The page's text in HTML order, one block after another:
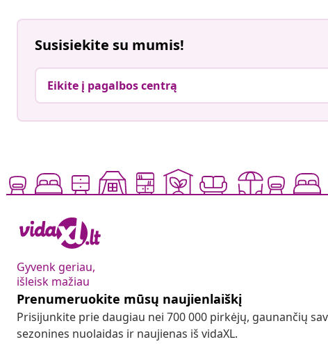
Susisiekite su mumis!
Eikite į pagalbos centrą
Gyvenk geriau,
išleisk mažiau
Prenumeruokite mūsų naujienlaiškį
Prisijunkite prie daugiau nei 700 000 pirkėjų, gaunančių
sezonines nuolaidas ir naujienas iš vidaXL.